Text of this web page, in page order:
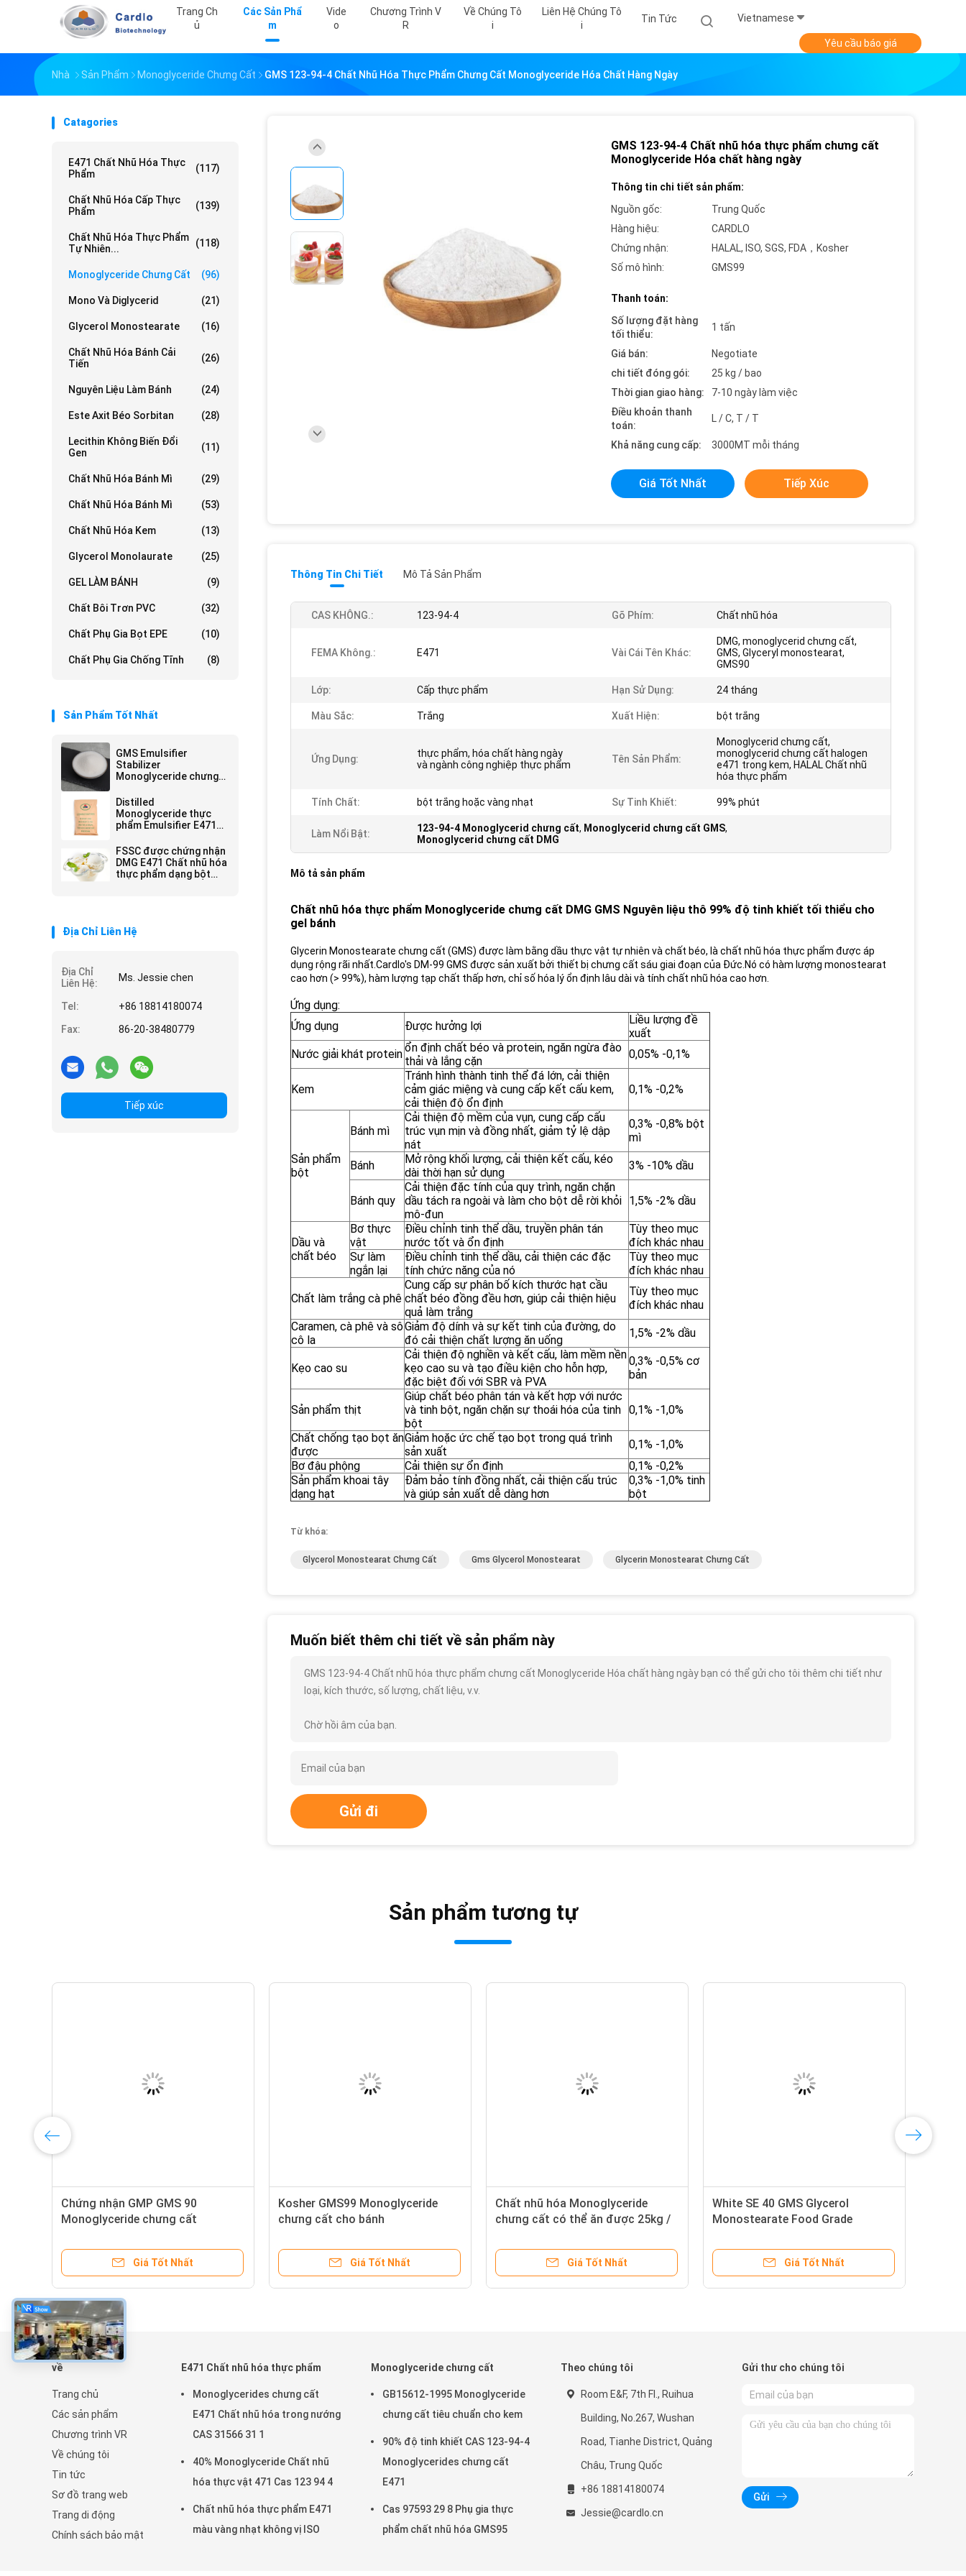
Trang Ch
Ủ
Các Sản Phẩ
M
Vide
O
Chương Trình V
R
Về Chúng Tô
I
Liên Hệ Chúng Tô
I
Tin Tức Vietnamese
Yêu cầu báo giá
Nhà Sản Phẩm Monoglyceride Chưng Cất GMS 123-94-4 Chất Nhũ Hóa Thực Phẩm Chưng Cất Monoglyceride Hóa Chất Hàng Ngày
Catagories
E471 Chất Nhũ Hóa Thực
Phẩm
(117)
Chất Nhũ Hóa Cấp Thực
Phẩm
(139)
Chất Nhũ Hóa Thực Phẩm
Tự Nhiên...
(118)
Monoglyceride Chưng Cất (96)
Mono Và Diglycerid (21)
Glycerol Monostearate (16)
Chất Nhũ Hóa Bánh Cải
Tiến
(26)
Nguyên Liệu Làm Bánh (24)
Este Axit Béo Sorbitan (28)
Lecithin Không Biến Đổi
Gen
(11)
Chất Nhũ Hóa Bánh Mì (29)
Chất Nhũ Hóa Bánh Mì (53)
Chất Nhũ Hóa Kem (13)
Glycerol Monolaurate (25)
GEL LÀM BÁNH (9)
Chất Bôi Trơn PVC (32)
Chất Phụ Gia Bọt EPE (10)
Chất Phụ Gia Chống Tĩnh (8)
Sản Phẩm Tốt Nhất
GMS Emulsifier
Stabilizer
Monoglyceride chưng
FSSC22000 Chứng nhận
Distilled
Monoglyceride thực
phẩm Emulsifier E471
DATEM
FSSC được chứng nhận
DMG E471 Chất nhũ hóa
thực phẩm dạng bột
Địa Chỉ Liên Hệ
Địa Chỉ
Liên Hệ:
Ms. Jessie chen
Tel:
+86 18814180074
Fax:
86-20-38480779
Tiếp xúc
GMS 123-94-4 Chất nhũ hóa thực phẩm chưng cất
Monoglyceride Hóa chất hàng ngày
Thông tin chi tiết sản phẩm:
Nguồn gốc:
Trung Quốc
Hàng hiệu:
CARDLO
Chứng nhận:
HALAL, ISO, SGS, FDA，Kosher
Số mô hình:
GMS99
Thanh toán:
Số lượng đặt hàng
tối thiểu:
1 tấn
Giá bán:
Negotiate
chi tiết đóng gói:
25 kg / bao
Thời gian giao hàng:
7-10 ngày làm việc
Điều khoản thanh
toán:
L / C, T / T
Khả năng cung cấp: 3000MT mỗi tháng
Giá Tốt Nhất Tiếp Xúc
Thông Tin Chi Tiết Mô Tả Sản Phẩm
CAS KHÔNG.: 123-94-4 Gõ Phím: Chất nhũ hóa
FEMA Không.: E471 Vài Cái Tên Khác:
DMG, monoglycerid chưng cất,
GMS, Glyceryl monostearat,
GMS90
Lớp: Cấp thực phẩm Hạn Sử Dụng: 24 tháng
Màu Sắc: Trắng Xuất Hiện: bột trắng
Ứng Dụng:
thực phẩm, hóa chất hàng ngày
và ngành công nghiệp thực phẩm
Tên Sản Phẩm:
Monoglycerid chưng cất,
monoglycerid chưng cất halogen
e471 trong kem, HALAL Chất nhũ
hóa thực phẩm
Tính Chất: bột trắng hoặc vàng nhạt Sự Tinh Khiết: 99% phút
Làm Nổi Bật: 123-94-4 Monoglycerid chưng cất, Monoglycerid chưng cất GMS,
Monoglycerid chưng cất DMG
Mô tả sản phẩm
Chất nhũ hóa thực phẩm Monoglyceride chưng cất DMG GMS Nguyên liệu thô 99% độ tinh khiết tối thiểu cho
gel bánh
Glycerin Monostearate chưng cất (GMS) được làm bằng dầu thực vật tự nhiên và chất béo, là chất nhũ hóa thực phẩm được áp
dụng rộng rãi nhất.Cardlo's DM-99 GMS được sản xuất bởi thiết bị chưng cất sáu giai đoạn của Đức.Nó có hàm lượng monostearat
cao hơn (> 99%), hàm lượng tạp chất thấp hơn, chỉ số hóa lý ổn định lâu dài và tính chất nhũ hóa cao hơn.
Ứng dụng:
Ứng dụng
Được hưởng lợi
Liều lượng đề
xuất
Nước giải khát proteinổn định chất béo và protein, ngăn ngừa đào
thải và lắng cặn
0,05% -0,1%
Kem
Tránh hình thành tinh thể đá lớn, cải thiện
cảm giác miệng và cung cấp kết cấu kem,
cải thiện độ ổn định
0,1% -0,2%
Sản phẩm
bột
Bánh mì
Cải thiện độ mềm của vụn, cung cấp cấu
trúc vụn mịn và đồng nhất, giảm tỷ lệ dập
nát
0,3% -0,8% bột
mì
Bánh
Mở rộng khối lượng, cải thiện kết cấu, kéo
dài thời hạn sử dụng
3% -10% dầu
Bánh quy
Cải thiện đặc tính của quy trình, ngăn chặn
dầu tách ra ngoài và làm cho bột dễ rời khỏi
mô-đun
1,5% -2% dầu
Dầu và
chất béo
Bơ thực
vật
Điều chỉnh tinh thể dầu, truyền phân tán
nước tốt và ổn định
Tùy theo mục
đích khác nhau
Sự làm
ngắn lại
Điều chỉnh tinh thể dầu, cải thiện các đặc
tính chức năng của nó
Tùy theo mục
đích khác nhau
Chất làm trắng cà phê
Cung cấp sự phân bố kích thước hạt cầu
chất béo đồng đều hơn, giúp cải thiện hiệu
quả làm trắng
Tùy theo mục
đích khác nhau
Caramen, cà phê và sô
cô la
Giảm độ dính và sự kết tinh của đường, do
đó cải thiện chất lượng ăn uống
1,5% -2% dầu
Kẹo cao su
Cải thiện độ nghiền và kết cấu, làm mềm nền
kẹo cao su và tạo điều kiện cho hỗn hợp,
đặc biệt đối với SBR và PVA
0,3% -0,5% cơ
bản
Sản phẩm thịt
Giúp chất béo phân tán và kết hợp với nước
và tinh bột, ngăn chặn sự thoái hóa của tinh
bột
0,1% -1,0%
Chất chống tạo bọt ăn
được
Giảm hoặc ức chế tạo bọt trong quá trình
sản xuất
0,1% -1,0%
Bơ đậu phộng
Cải thiện sự ổn định
0,1% -0,2%
Sản phẩm khoai tây
dạng hạt
Đảm bảo tính đồng nhất, cải thiện cấu trúc
và giúp sản xuất dễ dàng hơn
0,3% -1,0% tinh
bột
Từ khóa:
Glycerol Monostearat Chưng Cất Gms Glycerol Monostearat Glycerin Monostearat Chưng Cất
Muốn biết thêm chi tiết về sản phẩm này
GMS 123-94-4 Chất nhũ hóa thực phẩm chưng cất Monoglyceride Hóa chất hàng ngày bạn có thể gửi cho tôi thêm chi tiết như
loại, kích thước, số lượng, chất liệu, v.v.
Chờ hồi âm của bạn.
Gửi đi
Sản phẩm tương tự
Chứng nhận GMP GMS 90
Monoglyceride chưng cất
Giá Tốt Nhất
Kosher GMS99 Monoglyceride
chưng cất cho bánh
Giá Tốt Nhất
Chất nhũ hóa Monoglyceride
chưng cất có thể ăn được 25kg /
Giá Tốt Nhất
White SE 40 GMS Glycerol
Monostearate Food Grade
Giá Tốt Nhất
về
Trang chủ
Các sản phẩm
Chương trình VR
Về chúng tôi
Tin tức
Sơ đồ trang web
Trang di động
Chính sách bảo mật
E471 Chất nhũ hóa thực phẩm
Monoglycerides chưng cất
E471 Chất nhũ hóa trong nướng
CAS 31566 31 1
40% Monoglyceride Chất nhũ
hóa thực vật 471 Cas 123 94 4
Chất nhũ hóa thực phẩm E471
màu vàng nhạt không vị ISO
Monoglyceride chưng cất
GB15612-1995 Monoglyceride
chưng cất tiêu chuẩn cho kem
90% độ tinh khiết CAS 123-94-4
Monoglycerides chưng cất
E471
Cas 97593 29 8 Phụ gia thực
phẩm chất nhũ hóa GMS95
Theo chúng tôi
Room E&F, 7th Fl., Ruihua
Building, No.267, Wushan
Road, Tianhe District, Quảng
Châu, Trung Quốc
+86 18814180074
Jessie@cardlo.cn
Gửi thư cho chúng tôi
Gửi